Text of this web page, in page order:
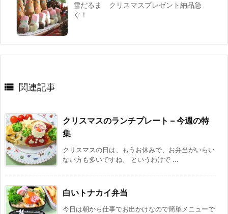
雪だるま クリスマスプレゼント納品急
ぐ！
 関連記事
クリスマスのランチプレート – 今週の特
集
クリスマスの日は、もうお休みで、お弁当がいらい
ない方も多いですね。 というわけで ...
白いトナカイ弁当
今日は朝から仕事でお出かけなので簡単メニューで